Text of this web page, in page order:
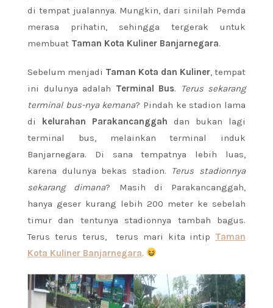
di tempat jualannya. Mungkin, dari sinilah Pemda
merasa prihatin, sehingga tergerak untuk
membuat Taman Kota Kuliner Banjarnegara.
Sebelum menjadi Taman Kota dan Kuliner , tempat
ini dulunya adalah Terminal Bus.
Terus sekarang
terminal bus-nya kemana? Pindah ke stadion lama
di kelurahan Parakancanggah dan bukan lagi
terminal bus, melainkan terminal induk
Banjarnegara. Di sana tempatnya lebih luas,
karena dulunya bekas stadion. Terus stadionnya
sekarang dimana? Masih di Parakancanggah,
hanya geser kurang lebih 200 meter ke sebelah
timur dan tentunya stadionnya tambah bagus.
Terus terus terus, terus mari kita intip Taman
Kota Kuliner Banjarnegara.